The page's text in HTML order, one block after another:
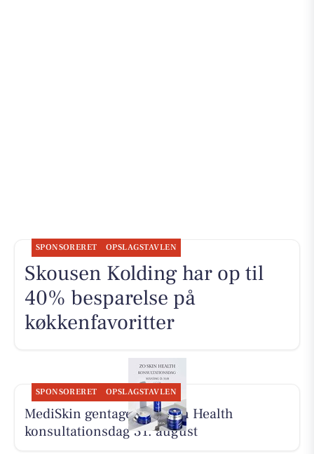
SPONSORERET OPSLAGSTAVLEN
Skousen Kolding har op til
40% besparelse på
køkkenfavoritter
SPONSORERET OPSLAGSTAVLEN
MediSkin gentager ZO Skin Health
konsultationsdag 31. august